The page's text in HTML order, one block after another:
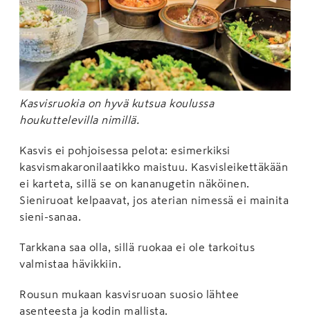
Kasvisruokia on hyvä kutsua koulussa
houkuttelevilla nimillä.
Kasvis ei pohjoisessa pelota: esimerkiksi
kasvismakaronilaatikko maistuu. Kasvisleikettäkään
ei karteta, sillä se on kananugetin näköinen.
Sieniruoat kelpaavat, jos aterian nimessä ei mainita
sieni-sanaa.
Tarkkana saa olla, sillä ruokaa ei ole tarkoitus
valmistaa hävikkiin.
Rousun mukaan kasvisruoan suosio lähtee
asenteesta ja kodin mallista.